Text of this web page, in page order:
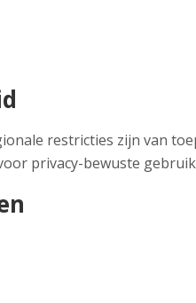
restricties zijn van
privacy-bewuste